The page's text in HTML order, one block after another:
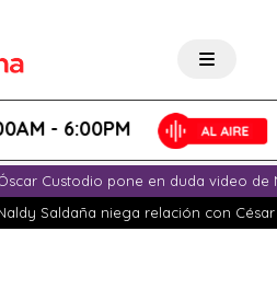
6:00PM
Custodio pone en duda video de
Saldaña niega relación con